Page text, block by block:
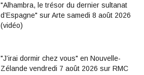
"Alhambra, le trésor du dernier sultanat
d’Espagne" sur Arte samedi 8 août 2026
(vidéo)
"J’irai dormir chez vous" en Nouvelle-
Zélande vendredi 7 août 2026 sur RMC